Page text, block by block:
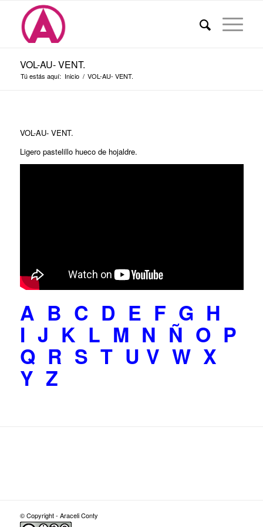
VOL-AU- VENT.
Tú estás aquí: Inicio / VOL-AU- VENT.
VOL-AU- VENT.
Ligero pastelillo hueco de hojaldre.
A B C D E F G H
I J K L M N Ñ O P
Q R S T U V W X
Y Z
© Copyright - Araceli Conty